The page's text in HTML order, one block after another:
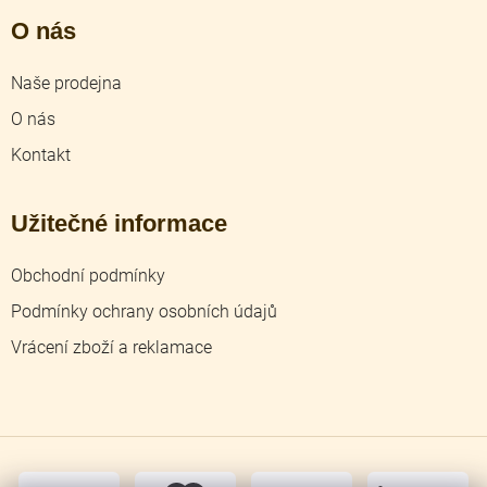
O nás
Naše prodejna
O nás
Kontakt
Užitečné informace
Obchodní podmínky
Podmínky ochrany osobních údajů
Vrácení zboží a reklamace